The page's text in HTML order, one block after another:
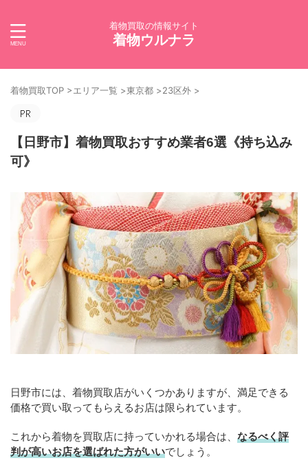
着物買取の情報サイト
着物ウルナラ
着物買取TOP >エリア一覧 >東京都 >23区外 >
【日野市】着物買取おすすめ業者6選《持ち込み
可》
日野市には、着物買取店がいくつかありますが、満足できる
価格で買い取ってもらえるお店は限られています。
これから着物を買取店に持っていかれる場合は、 なるべく評
判が高いお店を選ばれた方がいいでしょう。